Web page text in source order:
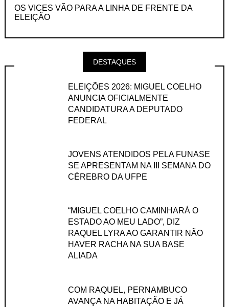
OS VICES VÃO PARA A LINHA DE FRENTE DA
ELEIÇÃO
DESTAQUES
ELEIÇÕES 2026: MIGUEL COELHO
ANUNCIA OFICIALMENTE
CANDIDATURA A DEPUTADO
FEDERAL
JOVENS ATENDIDOS PELA FUNASE
SE APRESENTAM NA III SEMANA DO
CÉREBRO DA UFPE
“MIGUEL COELHO CAMINHARÁ O
ESTADO AO MEU LADO”, DIZ
RAQUEL LYRA AO GARANTIR NÃO
HAVER RACHA NA SUA BASE
ALIADA
COM RAQUEL, PERNAMBUCO
AVANÇA NA HABITAÇÃO E JÁ